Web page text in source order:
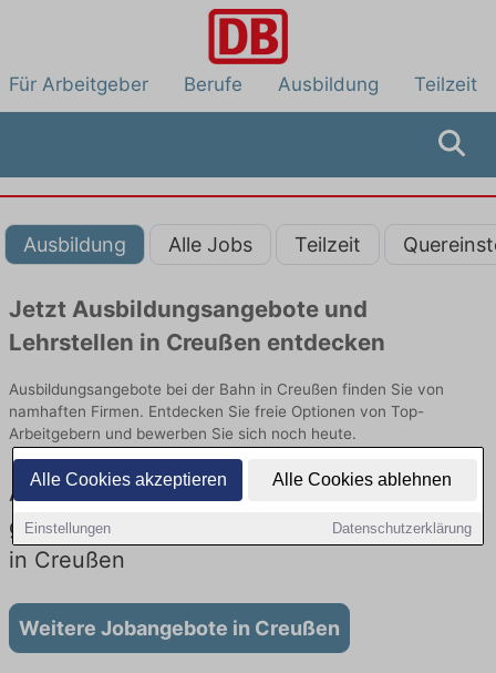
Alle Cookies akzeptieren Alle Cookies ablehnen
Einstellungen Datenschutzerklärung
Für Arbeitgeber Berufe Ausbildung Teilzeit
Ausbildung Alle Jobs Teilzeit
Jetzt Ausbildungsangebote und
Lehrstellen in Creußen entdecken
Ausbildungsangebote bei der Bahn in Creußen finden Sie von
namhaften Firmen. Entdecken Sie freie Optionen von Top-
Arbeitgebern und bewerben Sie sich noch heute.
Ausbildung in Creußen bei der Bahn: Aktuell
gibt es keine Stellenangebote für Ausbildung
in Creußen
Weitere Jobangebote in Creußen